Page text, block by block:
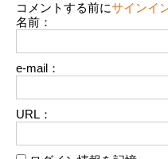
コメントする前にサインイ
名前：
e-mail：
URL：